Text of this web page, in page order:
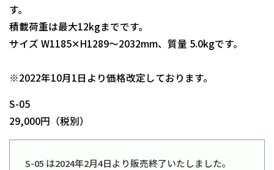
す。
積載荷重は最大12kgまでです。
サイズ W1185✕H1289～2032mm、質量 5.0kgです。
※2022年10月1日より価格改定しております。
S-05
29,000円（税別）
S-05 は2024年2月4日より販売終了いたしました。